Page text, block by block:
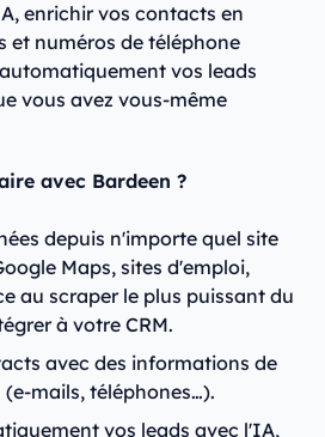
enrichir vos contacts en
et numéros de téléphone
vos leads
vous avez vous-même
avec Bardeen ?
depuis n'importe quel site
Maps, sites d'emploi,
au scraper le plus puissant du
à votre CRM.
avec des informations de
mails, téléphones…).
vos leads avec l'IA,